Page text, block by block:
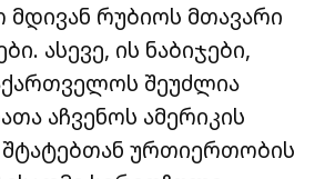
რუბიოს მთავარი
ასევე, ის ნაბიჯები,
შეუძლია
აჩვენოს ამერიკის
ურთიერთობის